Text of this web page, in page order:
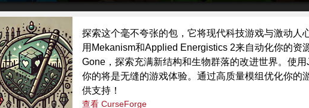
探索这个毫不夸张的包，它将现代科技游戏与激动
用Mekanism和Applied Energistics 2来自动化你的资
Gone，探索充满新结构和生物群落的改进世界。使
你的将是无缝的游戏体验。通过高质量模组优化你
供支持！
查看 CurseForge